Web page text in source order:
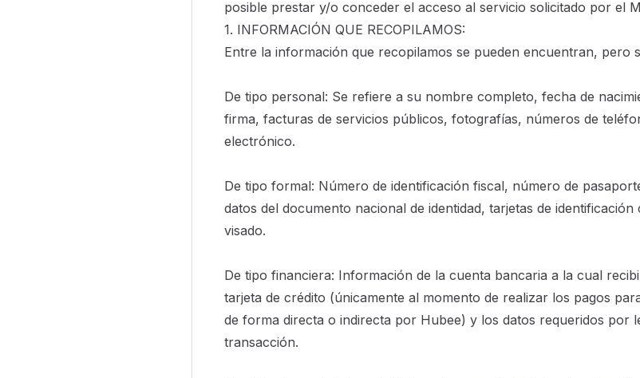
posible prestar y/o conceder el acceso al servicio solicitado por el
1. INFORMACIÓN QUE RECOPILAMOS:
Entre la información que recopilamos se pueden encuentran, pero
De tipo personal: Se refiere a su nombre completo, fecha de
firma, facturas de servicios públicos, fotografías, números de
electrónico.
De tipo formal: Número de identificación fiscal, número de
datos del documento nacional de identidad, tarjetas de
visado.
De tipo financiera: Información de la cuenta bancaria a la cual
tarjeta de crédito (únicamente al momento de realizar los pagos
de forma directa o indirecta por Hubee) y los datos requeridos por
transacción.